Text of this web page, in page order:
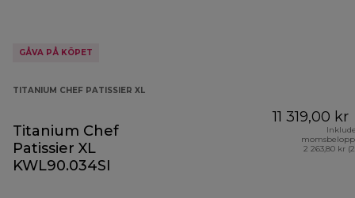
GÅVA PÅ KÖPET
TITANIUM CHEF PATISSIER XL
Titanium Chef
Patissier XL
KWL90.034SI
11 319,00 kr
2 263,80 kr